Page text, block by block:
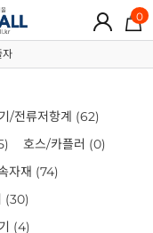
0
자
/전류저항계 (62)
호스/카플러 (0)
자재 (74)
(30)
(4)